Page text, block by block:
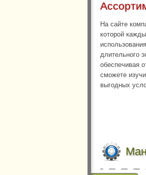
На сайте
которой
длительного
обеспечивая
сможете
выгодных